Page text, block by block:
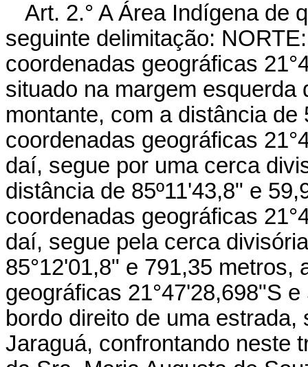
Art. 2.° A Área Indígena de
seguinte delimitação:
coordenadas geográficas
situado na margem
montante, com a distância
coordenadas geográficas
daí, segue por uma cerca
distância de 85º11'43,8" e
coordenadas geográficas
daí, segue pela cerca
85°12'01,8" e 791,35 metros,
geográficas 21°47'28,698"S
bordo direito de uma
Jaraguá, confrontando neste